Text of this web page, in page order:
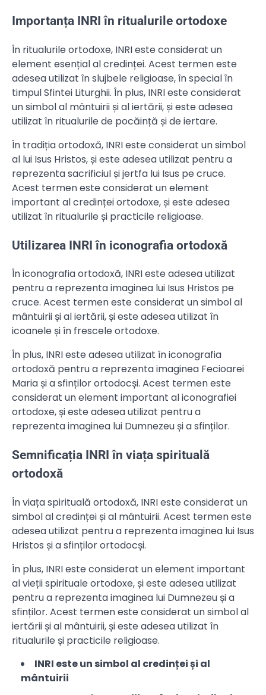
Importanța INRI în ritualurile ortodoxe
În ritualurile ortodoxe, INRI este considerat un
element esențial al credinței. Acest termen este
adesea utilizat în slujbele religioase, în special în
timpul Sfintei Liturghii. În plus, INRI este considerat
un simbol al mântuirii și al iertării, și este adesea
utilizat în ritualurile de pocăință și de iertare.
În tradiția ortodoxă, INRI este considerat un simbol
al lui Isus Hristos, și este adesea utilizat pentru a
reprezenta sacrificiul și jertfa lui Isus pe cruce.
Acest termen este considerat un element
important al credinței ortodoxe, și este adesea
utilizat în ritualurile și practicile religioase.
Utilizarea INRI în iconografia ortodoxă
În iconografia ortodoxă, INRI este adesea utilizat
pentru a reprezenta imaginea lui Isus Hristos pe
cruce. Acest termen este considerat un simbol al
mântuirii și al iertării, și este adesea utilizat în
icoanele și în frescele ortodoxe.
În plus, INRI este adesea utilizat în iconografia
ortodoxă pentru a reprezenta imaginea Fecioarei
Maria și a sfinților ortodocși. Acest termen este
considerat un element important al iconografiei
ortodoxe, și este adesea utilizat pentru a
reprezenta imaginea lui Dumnezeu și a sfinților.
Semnificația INRI în viața spirituală
ortodoxă
În viața spirituală ortodoxă, INRI este considerat un
simbol al credinței și al mântuirii. Acest termen este
adesea utilizat pentru a reprezenta imaginea lui Isus
Hristos și a sfinților ortodocși.
În plus, INRI este considerat un element important
al vieții spirituale ortodoxe, și este adesea utilizat
pentru a reprezenta imaginea lui Dumnezeu și a
sfinților. Acest termen este considerat un simbol al
iertării și al mântuirii, și este adesea utilizat în
ritualurile și practicile religioase.
INRI este un simbol al credinței și al
mântuirii